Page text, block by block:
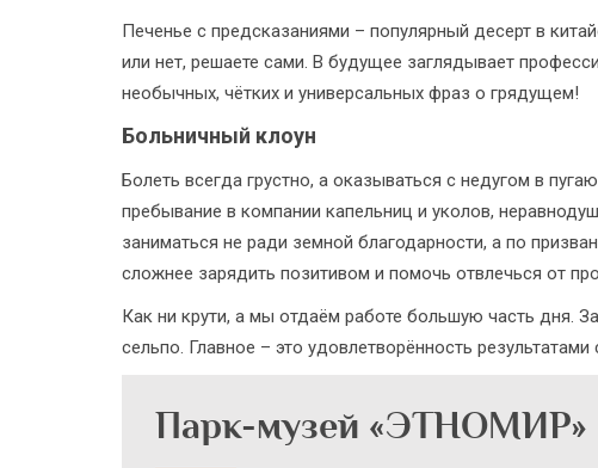
Печенье с предсказаниями – популярный десерт в
или нет, решаете сами. В будущее заглядывает
необычных, чётких и универсальных фраз о грядущем!
Больничный клоун
Болеть всегда грустно, а оказываться с недугом в
пребывание в компании капельниц и уколов,
заниматься не ради земной благодарности, а по
сложнее зарядить позитивом и помочь отвлечься от
Как ни крути, а мы отдаём работе большую часть дня.
сельпо. Главное – это удовлетворённость
Парк-музей «ЭТНОМИР»